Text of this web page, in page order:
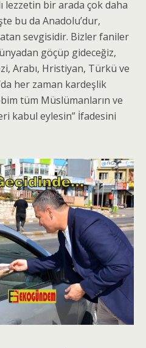
bir arada çok daha
bu da Anadolu’dur,
sevgisidir. Bizler faniler
göçüp gideceğiz,
Arabı, Hristiyan, Türkü ve
her zaman kardeşlik
tüm Müslümanların ve
kabul eylesin” İfadesini